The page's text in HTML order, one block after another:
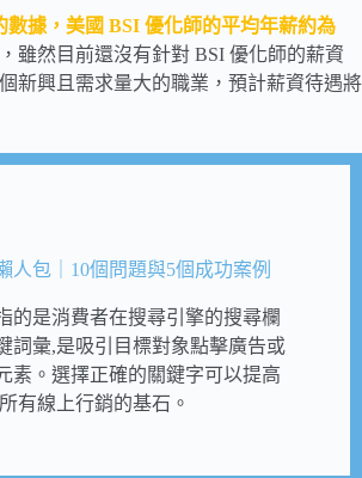
數據，美國 BSI 優化師的平均年薪約為
雖然目前還沒有針對 BSI 優化師的薪資
新興且需求量大的職業，預計薪資待遇將
人包｜10個問題與5個成功案例
的是消費者在搜尋引擎的搜尋欄
詞彙,是吸引目標對象點擊廣告或
素。選擇正確的關鍵字可以提高
有線上行銷的基石。